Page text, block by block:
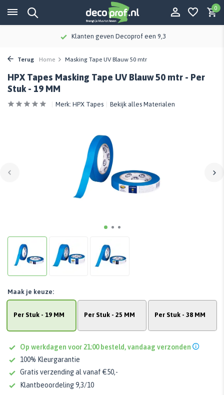
0
Klanten geven Decoprof een 9,3
Terug Home Masking Tape UV Blauw 50 mtr
HPX Tapes Masking Tape UV Blauw 50 mtr - Per
Stuk - 19 MM
Merk: HPX Tapes Bekijk alles Materialen
Per Stuk - 19 MM Per Stuk - 25 MM Per Stuk - 38 MM
Maak je keuze:
Op werkdagen voor 21:00 besteld, vandaag verzonden
100% Kleurgarantie
Gratis verzending al vanaf €50,-
Klantbeoordeling 9,3/10